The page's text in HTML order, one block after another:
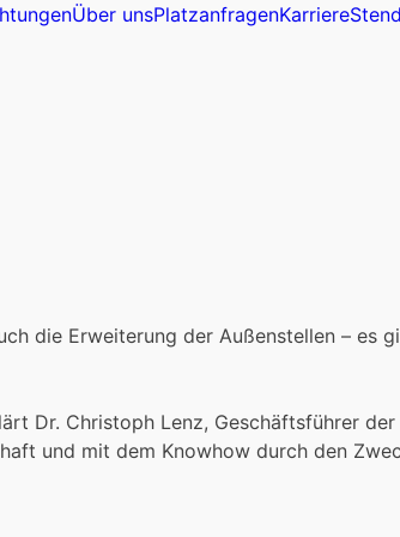
Über unsPlatzanfragenKarriere
die Erweiterung der Außenstellen – es
Dr. Christoph Lenz, Geschäftsführer
und mit dem Knowhow durch den